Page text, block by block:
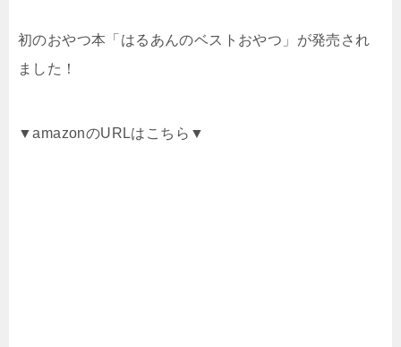
初のおやつ本「はるあんのベストおやつ」が発売され
ました！
▼amazonのURLはこちら▼